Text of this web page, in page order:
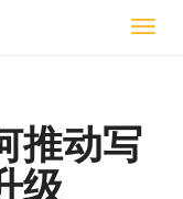
切
推动写
级